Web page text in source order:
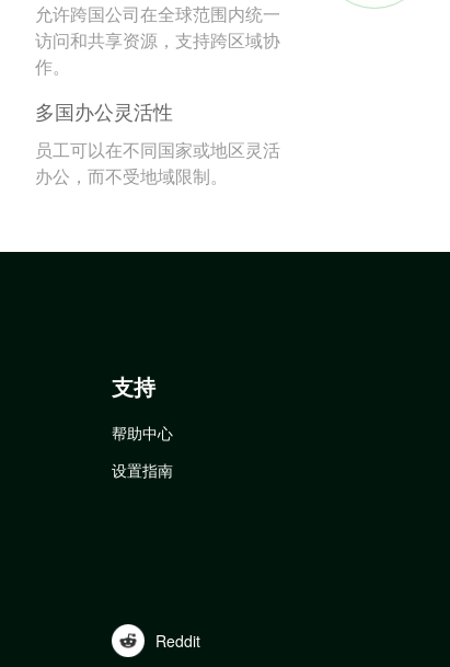
允许跨国公司在全球范围内统一
访问和共享资源，支持跨区域协
作。
多国办公灵活性
员工可以在不同国家或地区灵活
办公，而不受地域限制。
支持
帮助中心
设置指南
Reddit